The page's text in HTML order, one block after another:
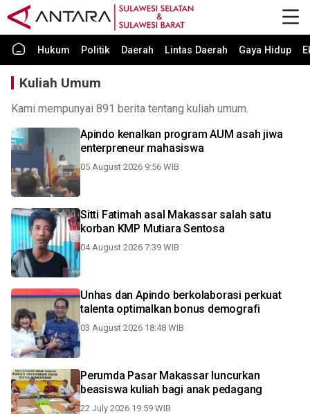
Hukum Politik Daerah Lintas Daerah Gaya Hidup
Kuliah Umum
Kami mempunyai 891 berita tentang kuliah umum.
Apindo kenalkan program AUM asah jiwa
enterpreneur mahasiswa
05 August 2026 9:56 WIB
Sitti Fatimah asal Makassar salah satu
korban KMP Mutiara Sentosa
04 August 2026 7:39 WIB
Unhas dan Apindo berkolaborasi perkuat
talenta optimalkan bonus demografi
03 August 2026 18:48 WIB
Perumda Pasar Makassar luncurkan
beasiswa kuliah bagi anak pedagang
22 July 2026 19:59 WIB